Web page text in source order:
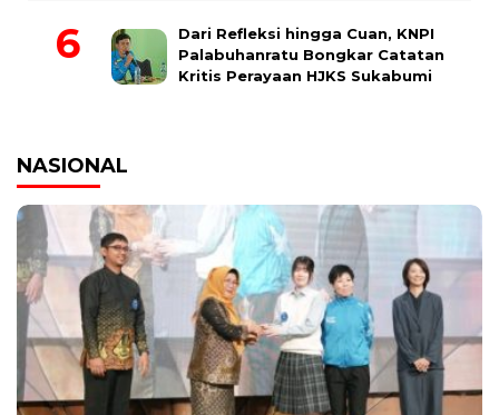
Dari Refleksi hingga Cuan, KNPI
Palabuhanratu Bongkar Catatan
Kritis Perayaan HJKS Sukabumi
NASIONAL